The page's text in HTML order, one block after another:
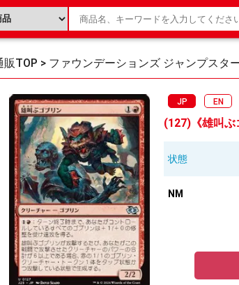
販TOP > ファウンデーションズ ジャンプスタ
JP EN
(127)《雄叫
状態
NM